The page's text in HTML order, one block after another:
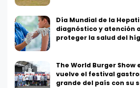
Día Mundial de la
diagnóstico y atención
proteger la salud del
The World Burger Show
vuelve el festival
grande del país con su